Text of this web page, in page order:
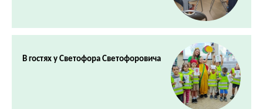
В гостях у Светофора Светофоровича